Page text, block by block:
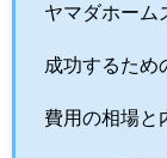
ヤマダホーム
成功するため
費用の相場と